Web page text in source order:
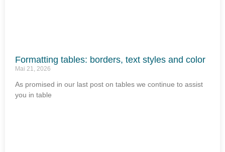
Formatting tables: borders, text styles and color
Mai 21, 2026
As promised in our last post on tables we continue to assist
you in table